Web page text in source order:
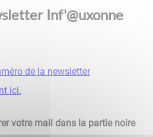
Inf'@uxonne
de la newsletter
ici.
votre mail dans la partie noire